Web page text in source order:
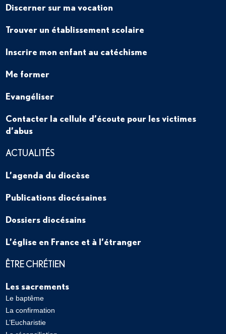
Discerner sur ma vocation
Trouver un établissement scolaire
Inscrire mon enfant au catéchisme
Me former
Evangéliser
Contacter la cellule d’écoute pour les victimes
d’abus
ACTUALITÉS
L’agenda du diocèse
Publications diocésaines
Dossiers diocésains
L’église en France et à l’étranger
ÊTRE CHRÉTIEN
Les sacrements
Le baptême
La confirmation
L’Eucharistie